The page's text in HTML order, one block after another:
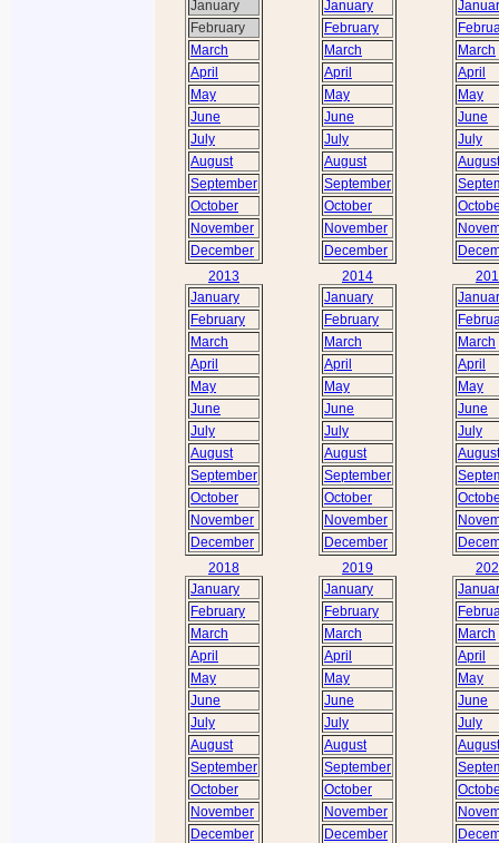
January
February
March
April
May
June
July
August
September
October
November
December
January
February
March
April
May
June
July
August
September
October
November
December
March
April
May
June
July
August
2013
January
February
March
April
May
June
July
August
September
October
November
December
2014
January
February
March
April
May
June
July
August
September
October
November
December
March
April
May
June
July
August
2018
January
February
March
April
May
June
July
August
September
October
November
December
2019
January
February
March
April
May
June
July
August
September
October
November
December
March
April
May
June
July
August